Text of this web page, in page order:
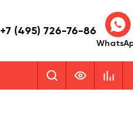
+7 (495) 726-76-86